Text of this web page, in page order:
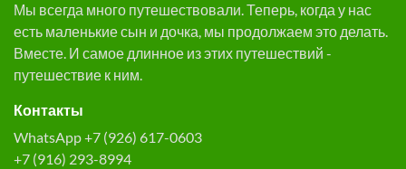
Мы всегда много путешествовали. Теперь, когда у нас
есть маленькие сын и дочка, мы продолжаем это делать.
Вместе. И самое длинное из этих путешествий -
путешествие к ним.
Контакты
WhatsApp +7 (926) 617-0603
+7 (916) 293-8994